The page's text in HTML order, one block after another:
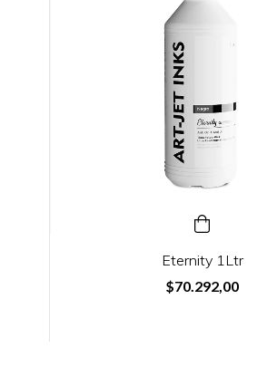
Eternity 1Ltr
$70.292,00